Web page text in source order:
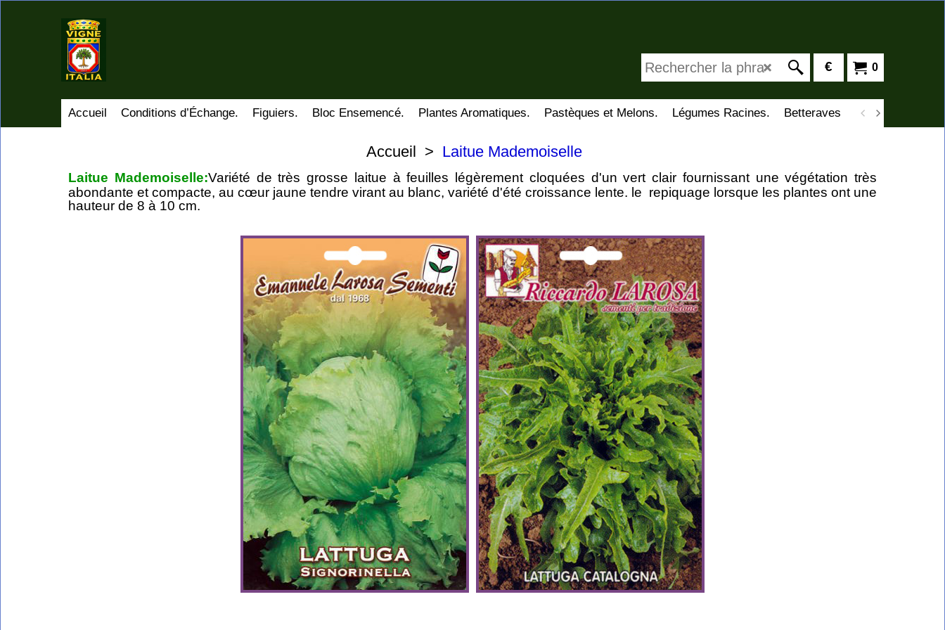
0
€
Accueil Conditions d’Échange. Figuiers. Bloc Ensemencé. Plantes Aromatiques. Pastèques et Melons. Légumes Racines. Betteraves Cardons
Accueil > Laitue Mademoiselle
Laitue Mademoiselle:Variété de très grosse laitue à feuilles légèrement cloquées d'un vert clair fournissant une végétation très
abondante et compacte, au cœur jaune tendre virant au blanc, variété d'été croissance lente. le repiquage lorsque les plantes ont une
hauteur de 8 à 10 cm.